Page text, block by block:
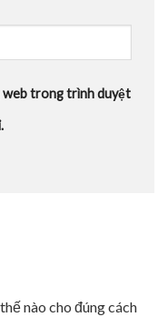
nào cho đúng cách
web trong trình duyệt